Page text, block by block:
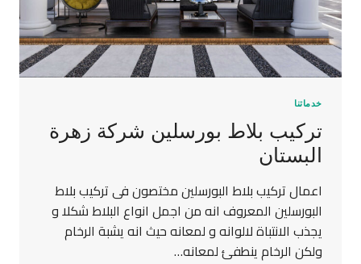
خدماتنا
تركيب بلاط بورسلين شركة زهرة
البستان
اعمال تركيب بلاط البورسلين مختصون فى تركيب بلاط
البورسلين المعروف انه من اجمل انواع البلاط شكلا و
يجذب الانتباة لالوانه و لمعانه حيث انه يشبة الرخام
ولكن الرخام ينطفئ لمعانه…